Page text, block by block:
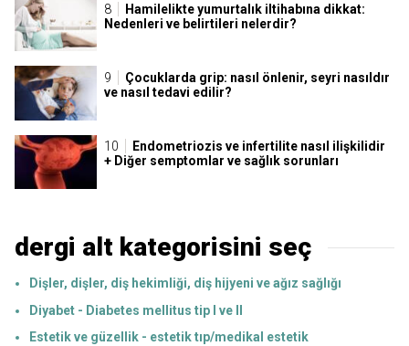
Hamilelikte yumurtalık iltihabına dikkat:
Nedenleri ve belirtileri nelerdir?
Çocuklarda grip: nasıl önlenir, seyri nasıldır
ve nasıl tedavi edilir?
Endometriozis ve infertilite nasıl ilişkilidir
+ Diğer semptomlar ve sağlık sorunları
dergi alt kategorisini seç
Dişler, dişler, diş hekimliği, diş hijyeni ve ağız sağlığı
Diyabet - Diabetes mellitus tip I ve II
Estetik ve güzellik - estetik tıp/medikal estetik